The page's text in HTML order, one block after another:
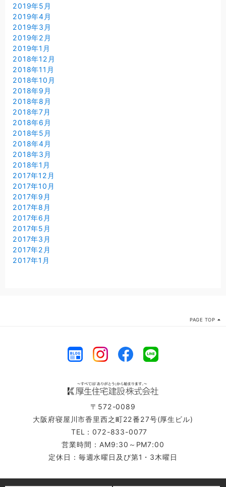
2019年5月
2019年4月
2019年3月
2019年2月
2019年1月
2018年12月
2018年11月
2018年10月
2018年9月
2018年8月
2018年7月
2018年6月
2018年5月
2018年4月
2018年3月
2018年1月
2017年12月
2017年10月
2017年9月
2017年8月
2017年6月
2017年5月
2017年3月
2017年2月
2017年1月
PAGE TOP
〒572-0089
大阪府寝屋川市香里西之町22番27号(厚生ビル)
TEL：072-833-0077
営業時間：AM9:30～PM7:00
定休日：毎週水曜日及び第1・3木曜日